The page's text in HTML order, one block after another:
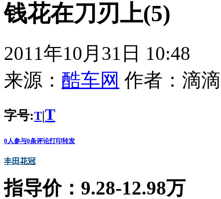
钱花在刀刃上(5)
2011年10月31日 10:48
来源： 酷车网 作者： 滴滴
字号:T|T
0 人参与0条评论打印转发
丰田花冠
指导价：9.28-12.98万